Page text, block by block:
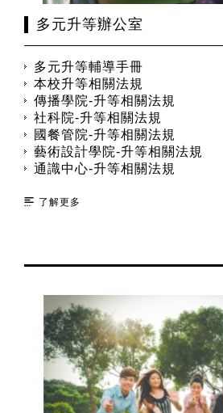
多元升等辦公室
多元升等輔導手冊
本校升等相關法規
傳播學院-升等相關法規
社科院-升等相關法規
國餐管院-升等相關法規
藝術設計學院-升等相關法規
通識中心-升等相關法規
了解更多